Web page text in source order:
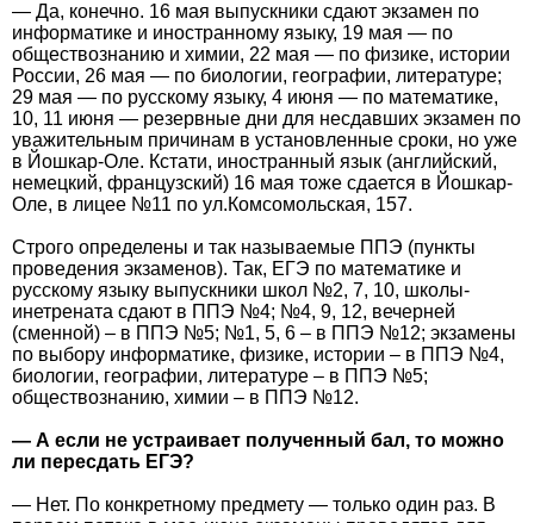
— Да, конечно. 16 мая выпускники сдают экзамен по
информатике и иностранному языку, 19 мая — по
обществознанию и химии, 22 мая — по физике, истории
России, 26 мая — по биологии, географии, литературе;
29 мая — по русскому языку, 4 июня — по математике,
10, 11 июня — резервные дни для несдавших экзамен по
уважительным причинам в установленные сроки, но уже
в Йошкар-Оле. Кстати, иностранный язык (английский,
немецкий, французский) 16 мая тоже сдается в Йошкар-
Оле, в лицее №11 по ул.Комсомольская, 157.
Строго определены и так называемые ППЭ (пункты
проведения экзаменов). Так, ЕГЭ по математике и
русскому языку выпускники школ №2, 7, 10, школы-
инетрената сдают в ППЭ №4; №4, 9, 12, вечерней
(сменной) – в ППЭ №5; №1, 5, 6 – в ППЭ №12; экзамены
по выбору информатике, физике, истории – в ППЭ №4,
биологии, географии, литературе – в ППЭ №5;
обществознанию, химии – в ППЭ №12.
— А если не устраивает полученный бал, то можно
ли пересдать ЕГЭ?
— Нет. По конкретному предмету — только один раз. В